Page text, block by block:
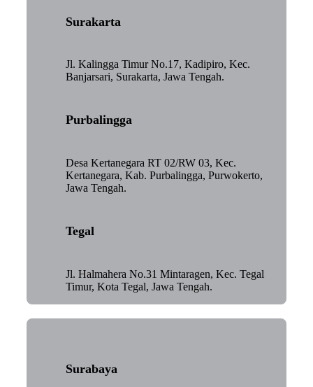
Surakarta
Jl. Kalingga Timur No.17, Kadipiro, Kec.
Banjarsari, Surakarta, Jawa Tengah.
Purbalingga
Desa Kertanegara RT 02/RW 03, Kec.
Kertanegara, Kab. Purbalingga, Purwokerto,
Jawa Tengah.
Tegal
Jl. Halmahera No.31 Mintaragen, Kec. Tegal
Timur, Kota Tegal, Jawa Tengah.
Surabaya